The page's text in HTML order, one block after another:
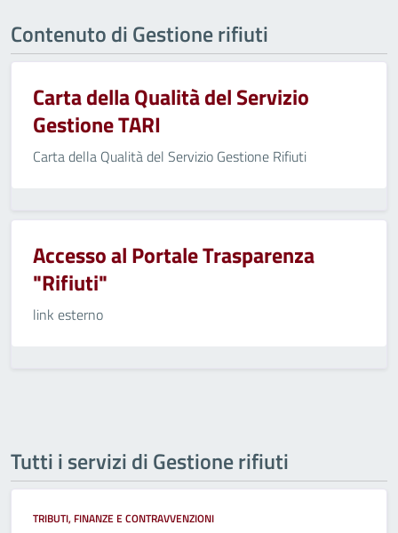
Contenuto di Gestione rifiuti
Carta della Qualità del Servizio
Gestione TARI
Carta della Qualità del Servizio Gestione Rifiuti
Accesso al Portale Trasparenza
"Rifiuti"
link esterno
Tutti i servizi di Gestione rifiuti
TRIBUTI, FINANZE E CONTRAVVENZIONI